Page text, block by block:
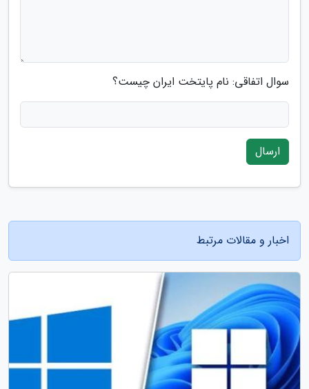
سوال اتفاقی: نام پایتخت ایران چیست؟
ارسال
اخبار و مقالات مرتبط